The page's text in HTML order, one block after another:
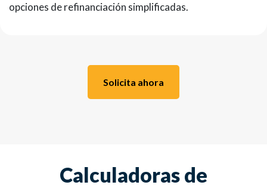
opciones de refinanciación simplificadas.
Solicita ahora
Calculadoras de